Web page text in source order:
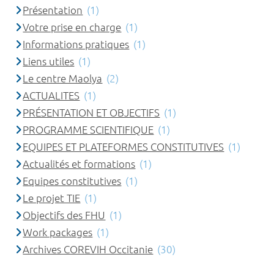
Présentation (1)
Votre prise en charge (1)
Informations pratiques (1)
Liens utiles (1)
Le centre Maolya (2)
ACTUALITES (1)
PRÉSENTATION ET OBJECTIFS (1)
PROGRAMME SCIENTIFIQUE (1)
EQUIPES ET PLATEFORMES CONSTITUTIVES (1)
Actualités et formations (1)
Equipes constitutives (1)
Le projet TIE (1)
Objectifs des FHU (1)
Work packages (1)
Archives COREVIH Occitanie (30)